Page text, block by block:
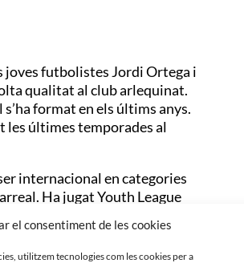
el consentiment de les cookies
utilitzem tecnologies com les cookies per a
joves futbolistes Jordi Ortega i
qualitat al club arlequinat.
format en els últims anys.
les últimes temporades al
internacional en categories
Ha jugat Youth League
Divisió, malgrat que no va
Ortega ha jugat al Villarreal